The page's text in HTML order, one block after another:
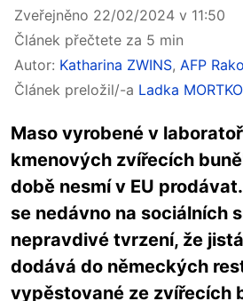
Zveřejněno 22/02/2024 v 11:50
Článek přečtete za 5 min
Autor: Katharina ZWINS, AFP
Článek preložil/-a Ladka
Maso vyrobené v
kmenových zvířecích
době nesmí v EU
se nedávno na sociálních
nepravdivé tvrzení, že
dodává do německých
vypěstované ze zvířecích